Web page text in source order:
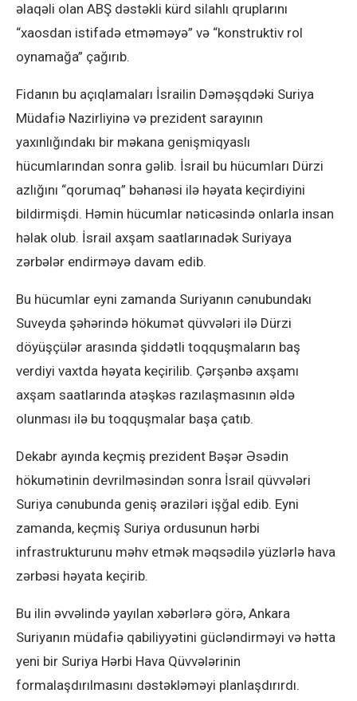
əlaqəli olan ABŞ dəstəkli kürd silahlı qruplarını
“xaosdan istifadə etməməyə” və “konstruktiv rol
oynamağa” çağırıb.
Fidanın bu açıqlamaları İsrailin Dəməşqdəki Suriya
Müdafiə Nazirliyinə və prezident sarayının
yaxınlığındakı bir məkana genişmiqyaslı
hücumlarından sonra gəlib. İsrail bu hücumları Dürzi
azlığını “qorumaq” bəhanəsi ilə həyata keçirdiyini
bildirmişdi. Həmin hücumlar nəticəsində onlarla insan
həlak olub. İsrail axşam saatlarınadək Suriyaya
zərbələr endirməyə davam edib.
Bu hücumlar eyni zamanda Suriyanın cənubundakı
Suveyda şəhərində hökumət qüvvələri ilə Dürzi
döyüşçülər arasında şiddətli toqquşmaların baş
verdiyi vaxtda həyata keçirilib. Çərşənbə axşamı
axşam saatlarında atəşkəs razılaşmasının əldə
olunması ilə bu toqquşmalar başa çatıb.
Dekabr ayında keçmiş prezident Bəşər Əsədin
hökumətinin devrilməsindən sonra İsrail qüvvələri
Suriya cənubunda geniş əraziləri işğal edib. Eyni
zamanda, keçmiş Suriya ordusunun hərbi
infrastrukturunu məhv etmək məqsədilə yüzlərlə hava
zərbəsi həyata keçirib.
Bu ilin əvvəlində yayılan xəbərlərə görə, Ankara
Suriyanın müdafiə qabiliyyətini gücləndirməyi və hətta
yeni bir Suriya Hərbi Hava Qüvvələrinin
formalaşdırılmasını dəstəkləməyi planlaşdırırdı.